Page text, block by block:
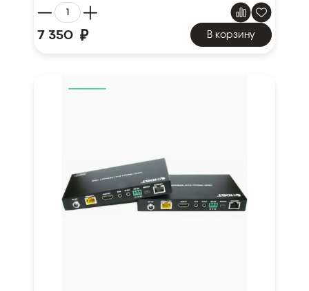
7 350 ₽ В корзину